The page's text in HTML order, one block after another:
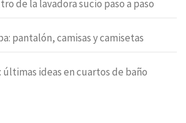
de la lavadora sucio paso a paso
pantalón, camisas y camisetas
últimas ideas en cuartos de baño